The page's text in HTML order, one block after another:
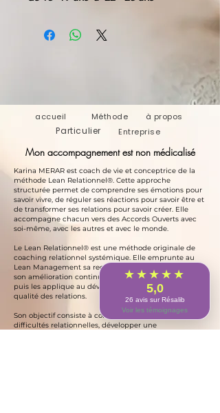
accueil à propos
Méthode
Particulier Entreprise
Mon accompagnementest non médicalisé
Karina MERAR est coach de vie et conceptrice de la
méthode Lean Relationnel®. Cette approche
structurée permet de comprendre ses émotions pour
savoir vivre, de réguler ses réactions pour savoir être et
de transformer ses relations pour savoir créer. Elle
accompagne chacun vers des Accords Ouverts avec
soi-même, avec les autres et avec le monde.
Le Lean Relationnel® est une méthode originale de
coaching relationnel systémique. Elle emprunte au
Lean Management sa recherche des causes racines,
son amélioration continue et sa démarche structurée,
puis les applique au développement humain et à la
qualité des relations.
Son objectif consiste à comprendre l'origine des
difficultés relationnelles, développer une
★★★★★
5,0
26 avis sur Résalib
Voir les témoignages